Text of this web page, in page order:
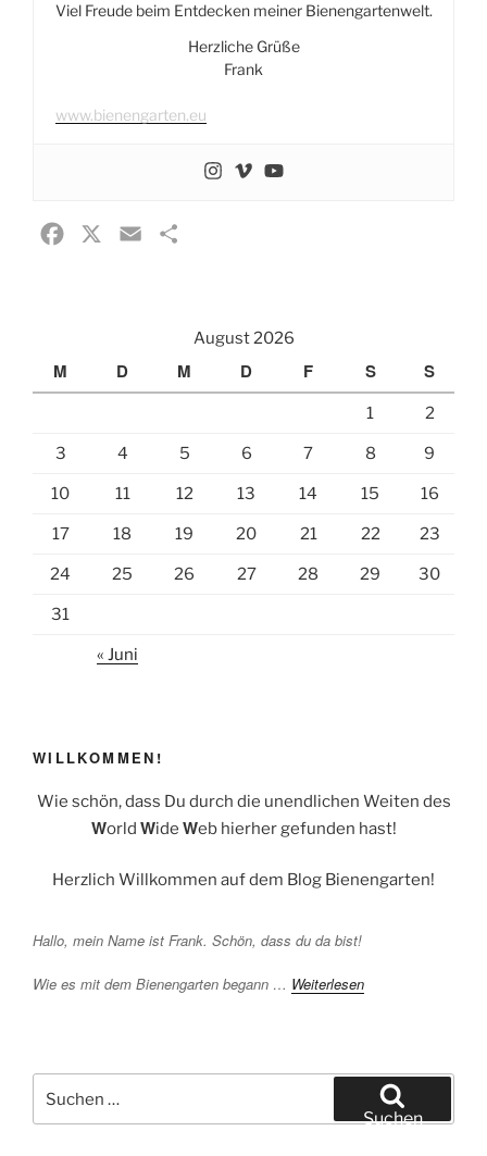
Viel Freude beim Entdecken meiner Bienengartenwelt.
Herzliche Grüße
Frank
www.bienengarten.eu
August 2026
M D M D F S S
1 2
3 4 5 6 7 8 9
10 11 12 13 14 15 16
17 18 19 20 21 22 23
24 25 26 27 28 29 30
31
« Juni
WILLKOMMEN!
Wie schön, dass Du durch die unendlichen Weiten des
World Wide Web hierher gefunden hast!
Herzlich Willkommen auf dem Blog Bienengarten!
Hallo, mein Name ist Frank. Schön, dass du da bist!
Wie es mit dem Bienengarten begann … Weiterlesen
nach:
Suchen